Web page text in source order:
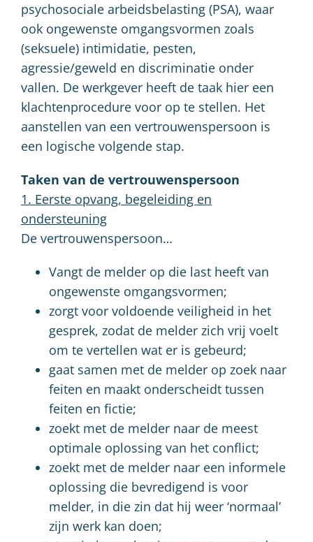
psychosociale arbeidsbelasting (PSA), waar
ook ongewenste omgangsvormen zoals
(seksuele) intimidatie, pesten,
agressie/geweld en discriminatie onder
vallen. De werkgever heeft de taak hier een
klachtenprocedure voor op te stellen. Het
aanstellen van een vertrouwenspersoon is
een logische volgende stap.
Taken van de vertrouwenspersoon
1. Eerste opvang, begeleiding en
ondersteuning
De vertrouwenspersoon…
Vangt de melder op die last heeft van
ongewenste omgangsvormen;
zorgt voor voldoende veiligheid in het
gesprek, zodat de melder zich vrij voelt
om te vertellen wat er is gebeurd;
gaat samen met de melder op zoek naar
feiten en maakt onderscheidt tussen
feiten en fictie;
zoekt met de melder naar de meest
optimale oplossing van het conflict;
zoekt met de melder naar een informele
oplossing die bevredigend is voor
melder, in die zin dat hij weer ‘normaal’
zijn werk kan doen;